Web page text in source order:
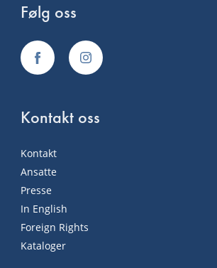
Følg oss
Kontakt oss
Kontakt
Ansatte
Presse
In English
Foreign Rights
Kataloger